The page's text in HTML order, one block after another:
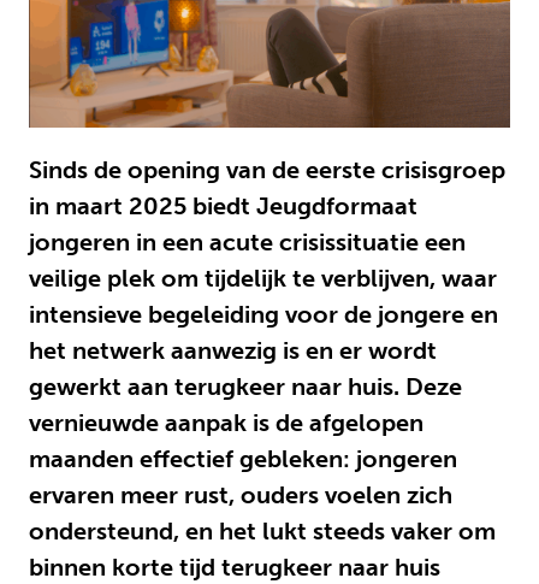
Sinds de opening van de eerste crisisgroep
in maart 2025 biedt Jeugdformaat
jongeren in een acute crisissituatie een
veilige plek om tijdelijk te verblijven, waar
intensieve begeleiding voor de jongere en
het netwerk aanwezig is en er wordt
gewerkt aan terugkeer naar huis. Deze
vernieuwde aanpak is de afgelopen
maanden effectief gebleken: jongeren
ervaren meer rust, ouders voelen zich
ondersteund, en het lukt steeds vaker om
binnen korte tijd terugkeer naar huis